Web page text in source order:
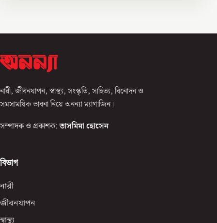
নারী, জীবনযাপন, স্বাস্থ্য, সংস্কৃতি, সাহিত্য, বিনোদন ও
সমসাময়িক ভাবনা নিয়ে অনন্যা ম্যাগাজিন।
সম্পাদক ও প্রকাশক: তাসমিমা হোসেন
বিভাগ
নারী
জীবনযাপন
স্বাস্থ্য